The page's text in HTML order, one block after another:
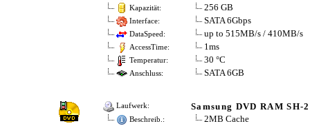
Kapazität: 256 GB
Interface: SATA 6Gbps
DataSpeed: up to 515MB/s / 410MB/s
AccessTime: 1ms
Temperatur: 30 °C
Anschluss: SATA 6GB
Laufwerk: Samsung DVD RAM SH-
Beschreib.: 2MB Cache